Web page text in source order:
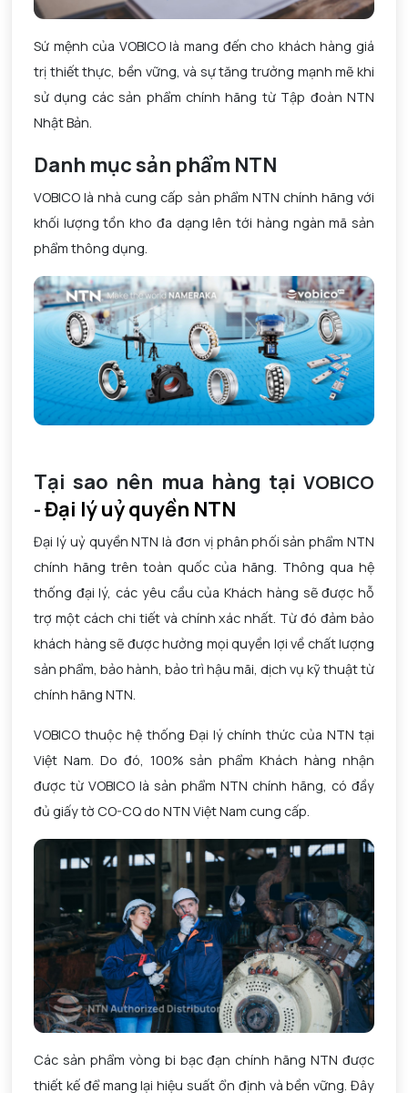
Sứ mệnh của VOBICO là mang đến cho khách hàng giá
trị thiết thực, bền vững, và sự tăng trưởng mạnh mẽ khi
sử dụng các sản phẩm chính hãng từ Tập đoàn NTN
Nhật Bản.
Danh mục sản phẩm NTN
VOBICO là nhà cung cấp sản phẩm NTN chính hãng với
khối lượng tồn kho đa dạng lên tới hàng ngàn mã sản
phẩm thông dụng.
Tại sao nên mua hàng tại VOBICO
-Đại lý uỷ quyền NTN
Đại lý uỷ quyền NTN là đơn vị phân phối sản phẩm NTN
chính hãng trên toàn quốc của hãng. Thông qua hệ
thống đại lý, các yêu cầu của Khách hàng sẽ được hỗ
trợ một cách chi tiết và chính xác nhất. Từ đó đảm bảo
khách hàng sẽ được hưởng mọi quyền lợi về chất lượng
sản phẩm, bảo hành, bảo trì hậu mãi, dịch vụ kỹ thuật từ
chính hãng NTN.
VOBICO thuộc hệ thống Đại lý chính thức của NTN tại
Việt Nam. Do đó, 100% sản phẩm Khách hàng nhận
được từ VOBICO là sản phẩm NTN chính hãng, có đầy
đủ giấy tờ CO-CQ do NTN Việt Nam cung cấp.
Các sản phẩm vòng bi bạc đạn chính hãng NTN được
thiết kế để mang lại hiệu suất ổn định và bền vững. Đây